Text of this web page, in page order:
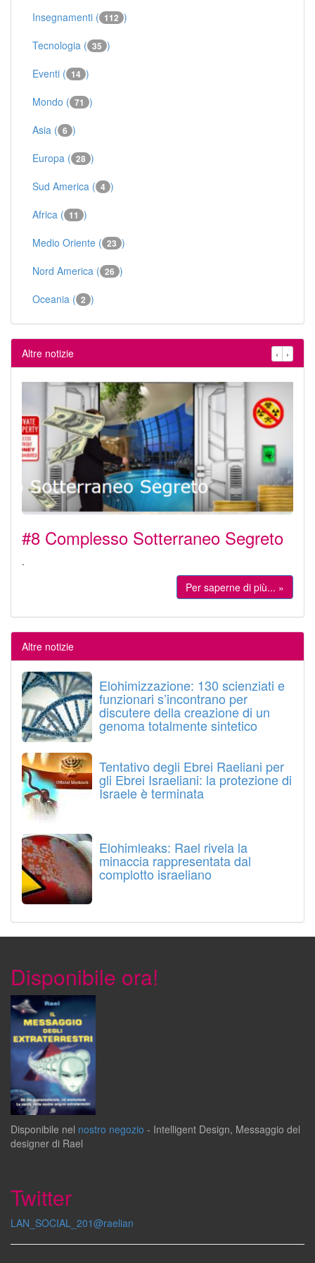
Insegnamenti ( 112 )
Tecnologia ( 35 )
Eventi ( 14 )
Mondo ( 71 )
Asia ( 6 )
Europa ( 28 )
Sud America ( 4 )
Africa ( 11 )
Medio Oriente ( 23 )
Nord America ( 26 )
Oceania ( 2 )
Altre notizie ‹ ›
#8 Complesso Sotterraneo Segreto
.
Per saperne di più... »
Altre notizie
Elohimizzazione: 130 scienziati e
funzionari s’incontrano per
discutere della creazione di un
genoma totalmente sintetico
Tentativo degli Ebrei Raeliani per
gli Ebrei Israeliani: la protezione di
Israele è terminata
Elohimleaks: Rael rivela la
minaccia rappresentata dal
complotto israeliano
Disponibile ora!
Disponibile nel nostro negozio - Intelligent Design, Messaggio del
designer di Rael
Twitter
LAN_SOCIAL_201@raelian